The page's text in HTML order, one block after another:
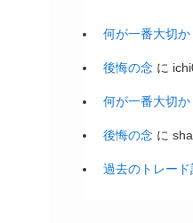
何が一番大切か
後悔の念 に
何が一番大切か
後悔の念 に
過去のトレー